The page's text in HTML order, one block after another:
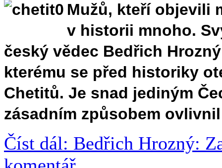
Mužů, kteří objevili
v historii mnoho.
český vědec Bedřich
kterému se před historiky
Chetitů. Je snad jediným
zásadním způsobem
Číst dál: Bedřich Hrozný: